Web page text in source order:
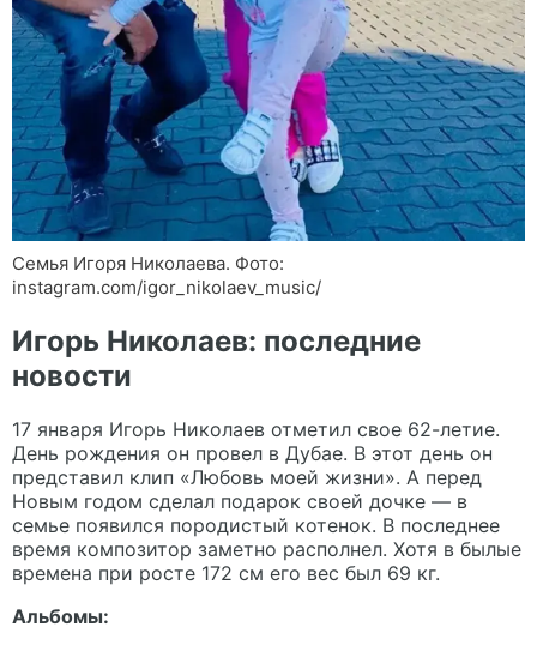
Семья Игоря Николаева. Фото:
instagram.com/igor_nikolaev_music/
Игорь Николаев: последние
новости
17 января Игорь Николаев отметил свое 62-летие.
День рождения он провел в Дубае. В этот день он
представил клип «Любовь моей жизни». А перед
Новым годом сделал подарок своей дочке — в
семье появился породистый котенок. В последнее
время композитор заметно располнел. Хотя в былые
времена при росте 172 см его вес был 69 кг.
Альбомы: